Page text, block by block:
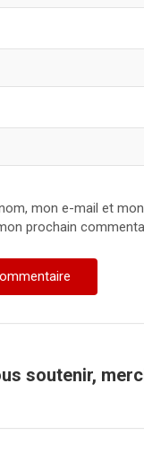
mon e-mail et
prochain
soutenir,